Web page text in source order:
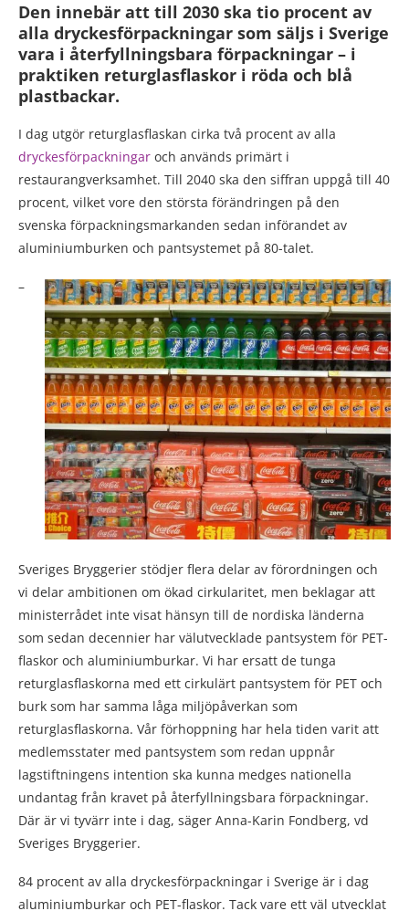
Den innebär att till 2030 ska tio procent av
alla dryckesförpackningar som säljs i Sverige
vara i återfyllningsbara förpackningar – i
praktiken returglasflaskor i röda och blå
plastbackar.
I dag utgör returglasflaskan cirka två procent av alla
dryckesförpackningar och används primärt i
restaurangverksamhet. Till 2040 ska den siffran uppgå till 40
procent, vilket vore den största förändringen på den
svenska förpackningsmarkanden sedan införandet av
aluminiumburken och pantsystemet på 80-talet.
–
Sveriges Bryggerier stödjer flera delar av förordningen och
vi delar ambitionen om ökad cirkularitet, men beklagar att
ministerrådet inte visat hänsyn till de nordiska länderna
som sedan decennier har välutvecklade pantsystem för PET-
flaskor och aluminiumburkar. Vi har ersatt de tunga
returglasflaskorna med ett cirkulärt pantsystem för PET och
burk som har samma låga miljöpåverkan som
returglasflaskorna. Vår förhoppning har hela tiden varit att
medlemsstater med pantsystem som redan uppnår
lagstiftningens intention ska kunna medges nationella
undantag från kravet på återfyllningsbara förpackningar.
Där är vi tyvärr inte i dag, säger Anna-Karin Fondberg, vd
Sveriges Bryggerier.
84 procent av alla dryckesförpackningar i Sverige är i dag
aluminiumburkar och PET-flaskor. Tack vare ett väl utvecklat